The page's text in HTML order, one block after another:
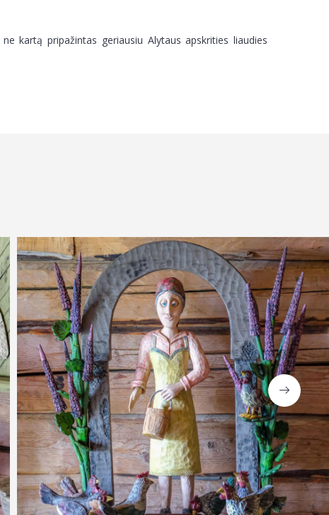
kartą pripažintas geriausiu Alytaus apskrities liaudies